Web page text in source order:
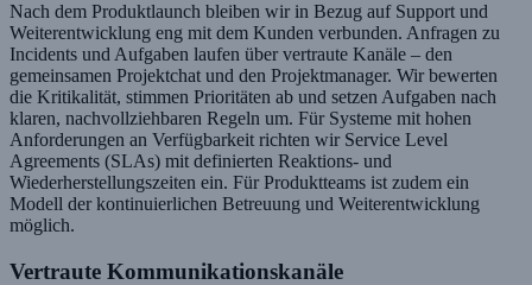
Nach dem Produktlaunch bleiben wir in Bezug auf Support und
Weiterentwicklung eng mit dem Kunden verbunden. Anfragen zu
Incidents und Aufgaben laufen über vertraute Kanäle – den
gemeinsamen Projektchat und den Projektmanager. Wir bewerten
die Kritikalität, stimmen Prioritäten ab und setzen Aufgaben nach
klaren, nachvollziehbaren Regeln um. Für Systeme mit hohen
Anforderungen an Verfügbarkeit richten wir Service Level
Agreements (SLAs) mit definierten Reaktions- und
Wiederherstellungszeiten ein. Für Produktteams ist zudem ein
Modell der kontinuierlichen Betreuung und Weiterentwicklung
möglich.
Vertraute Kommunikationskanäle